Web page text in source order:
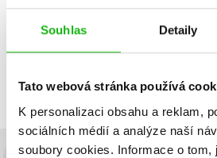
Souhlas Detaily
Tato webová stránka používá
K personalizaci obsahu a reklam,
sociálních médií a analýze naší
soubory cookies. Informace o tom,
Zobrazuji 1 až 1 z celkem 1 záznamů
Předchozí 1